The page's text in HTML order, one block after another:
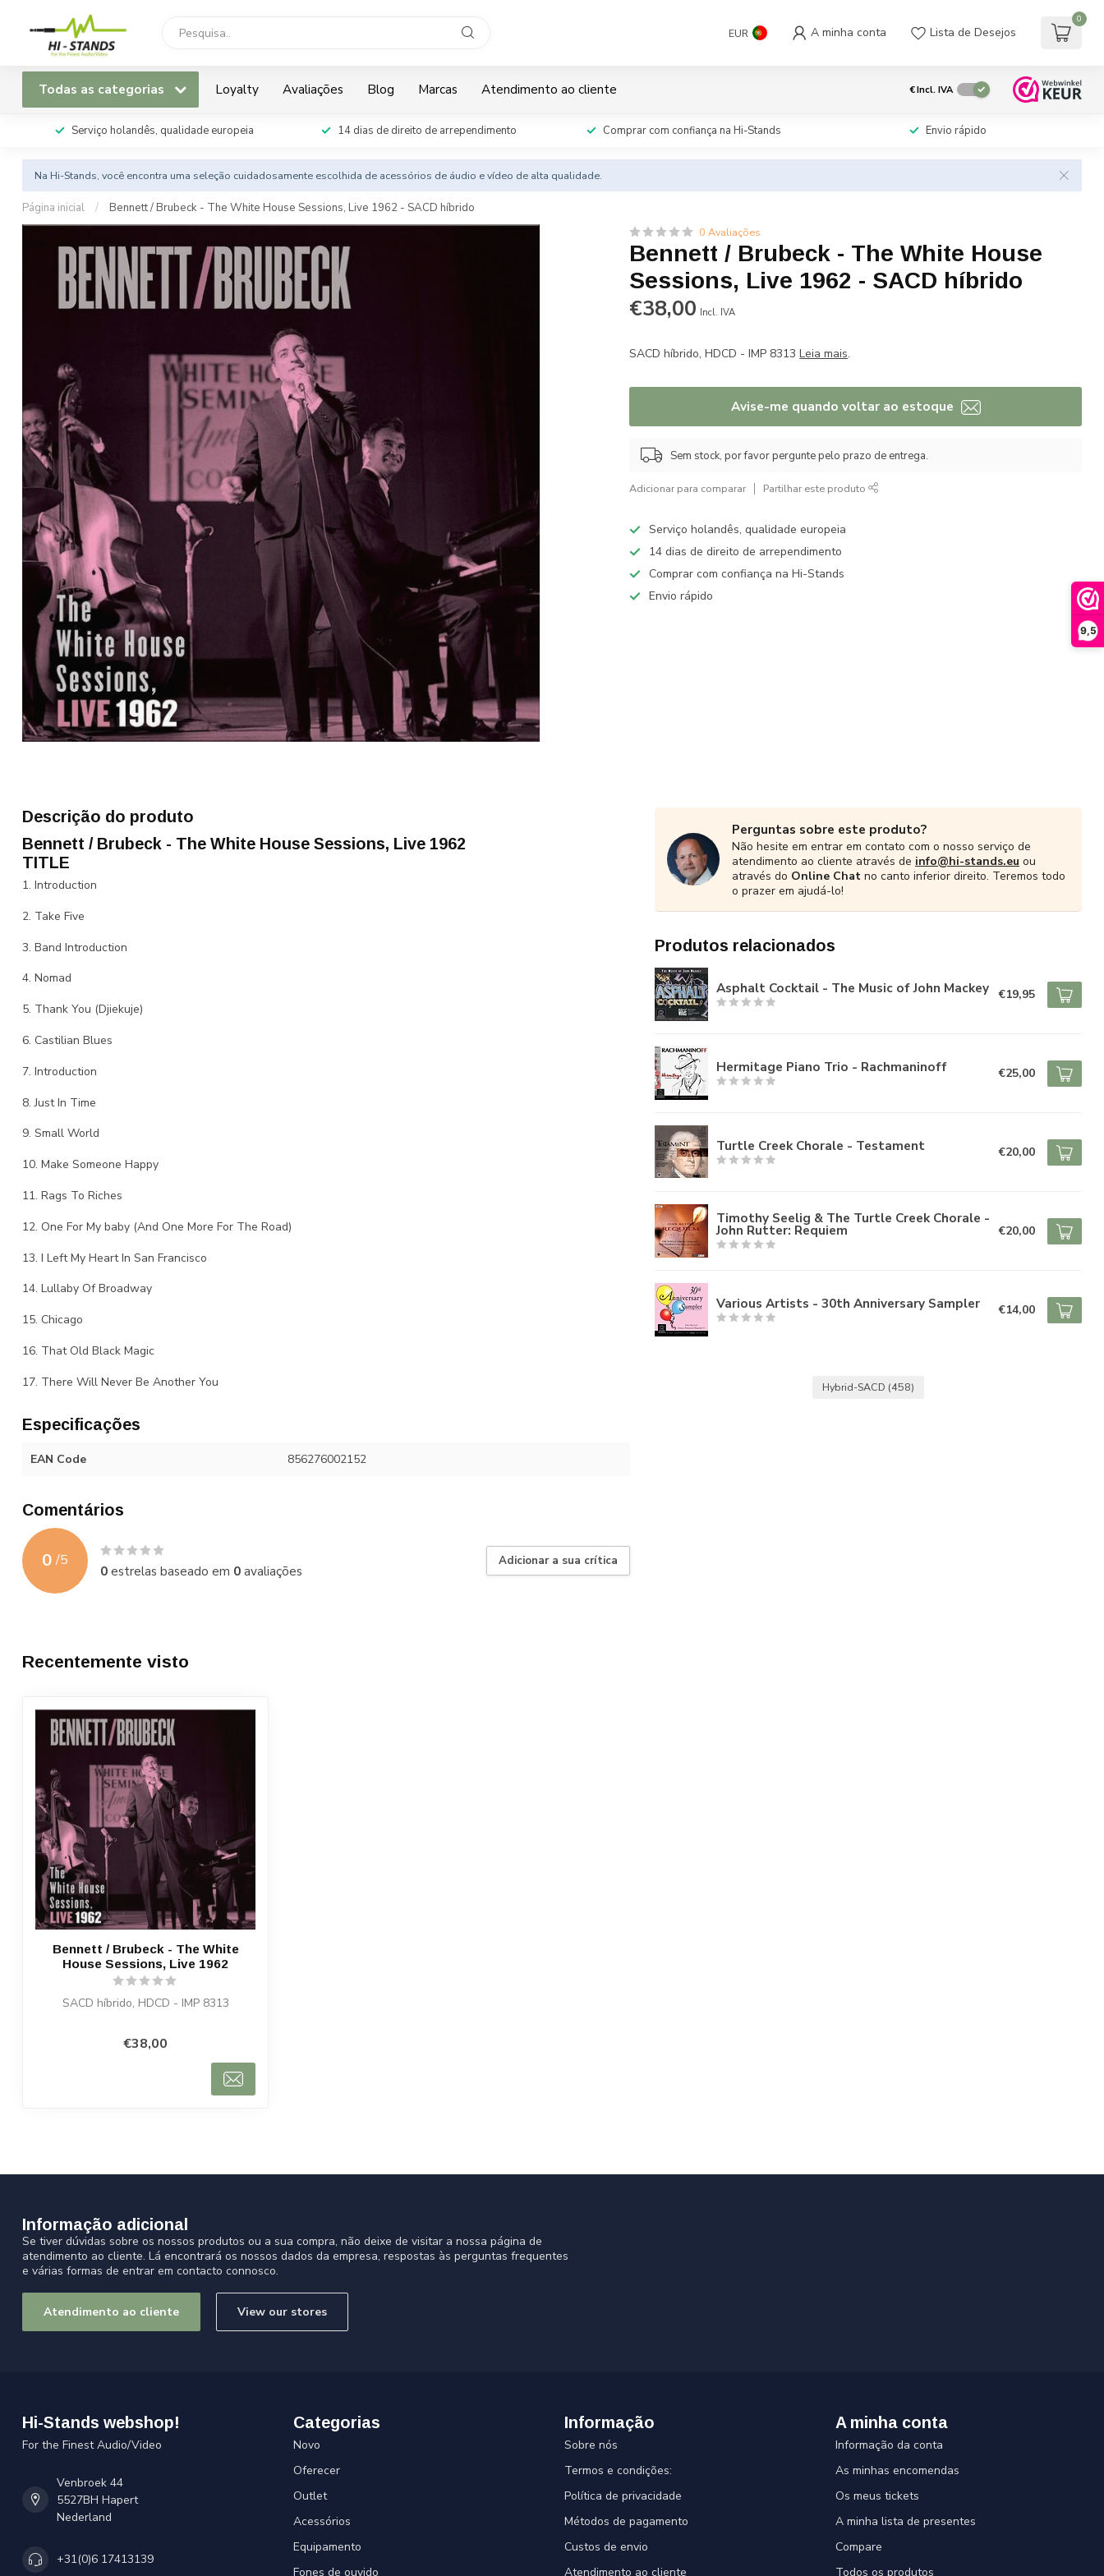
9,5
EUR A minha conta Lista de Desejos
0
Todas as categorias Loyalty Avaliações Blog Marcas Atendimento ao cliente €Incl. IVA
Serviço holandês, qualidade europeia 14 dias de direito de arrependimento Comprar com confiança na Hi-Stands Envio rápido
Na Hi-Stands, você encontra uma seleção cuidadosamente escolhida de acessórios de áudio e vídeo de alta qualidade.
Página inicial / Bennett / Brubeck - The White House Sessions, Live 1962 - SACD híbrido
0 Avaliações
Bennett / Brubeck - The White House
Sessions, Live 1962 - SACD híbrido
€38,00 Incl. IVA
SACD híbrido, HDCD - IMP 8313Leia mais.
Avise-me quando voltar ao estoque
Sem stock, por favor pergunte pelo prazo de entrega.
Adicionar para comparar Partilhar este produto
Serviço holandês, qualidade europeia
14 dias de direito de arrependimento
Comprar com confiança na Hi-Stands
Envio rápido
Descrição do produto
Bennett / Brubeck - The White House Sessions, Live 1962
TITLE
1. Introduction
2. Take Five
3. Band Introduction
4. Nomad
5. Thank You (Djiekuje)
6. Castilian Blues
7. Introduction
8. Just In Time
9. Small World
10. Make Someone Happy
11. Rags To Riches
12. One For My baby (And One More For The Road)
13. I Left My Heart In San Francisco
14. Lullaby Of Broadway
15. Chicago
16. That Old Black Magic
17. There Will Never Be Another You
Especificações
EAN Code 856276002152
Comentários
0 /5
0estrelas baseado em 0avaliações
Adicionar a sua crítica
Perguntas sobre este produto?
Não hesite em entrar em contato com o nosso serviço de
atendimento ao cliente através de info@hi-stands.eu ou
através do Online Chat no canto inferior direito. Teremos todo
o prazer em ajudá-lo!
Produtos relacionados
Asphalt Cocktail - The Music of John Mackey €19,95
Hermitage Piano Trio - Rachmaninoff €25,00
Turtle Creek Chorale - Testament €20,00
Timothy Seelig & The Turtle Creek Chorale -
John Rutter: Requiem €20,00
Various Artists - 30th Anniversary Sampler €14,00
Hybrid-SACD (458)
Recentemente visto
Bennett / Brubeck - The White
House Sessions, Live 1962
SACD híbrido, HDCD - IMP 8313
€38,00
Informação adicional
Se tiver dúvidas sobre os nossos produtos ou a sua compra, não deixe de visitar a nossa página de
atendimento ao cliente. Lá encontrará os nossos dados da empresa, respostas às perguntas frequentes
e várias formas de entrar em contacto connosco.
Atendimento ao cliente View our stores
Hi-Stands webshop!
For the Finest Audio/Video
Venbroek 44
5527BH Hapert
Nederland
+31(0)6 17413139
Categorias
Novo
Oferecer
Outlet
Acessórios
Equipamento
Fones de ouvido
Informação
Sobre nós
Termos e condições:
Política de privacidade
Métodos de pagamento
Custos de envio
Atendimento ao cliente
A minha conta
Informação da conta
As minhas encomendas
Os meus tickets
A minha lista de presentes
Compare
Todos os produtos